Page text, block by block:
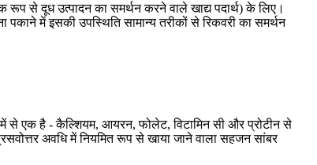
रूप से दूध उत्पादन का समर्थन करने वाले खाद्य पदार्थ) के लिए।
में इसकी उपस्थिति सामान्य तरीकों से रिकवरी का समर्थन
से एक है - कैल्शियम, आयरन, फोलेट, विटामिन सी और प्रोटीन से
अवधि में नियमित रूप से खाया जाने वाला सहजन सांबर